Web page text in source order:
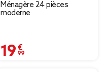
Ménagère 24 pièces
moderne
19,99 €